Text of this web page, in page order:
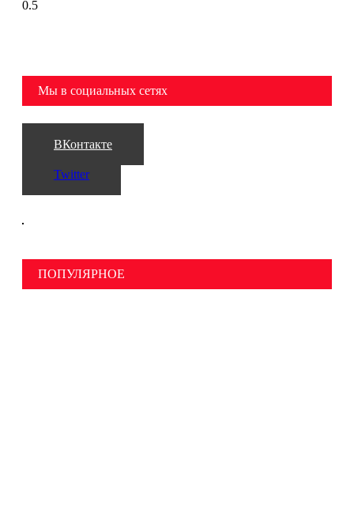
Мы в социальных сетях
ВКонтакте
Twitter
ПОПУЛЯРНОЕ